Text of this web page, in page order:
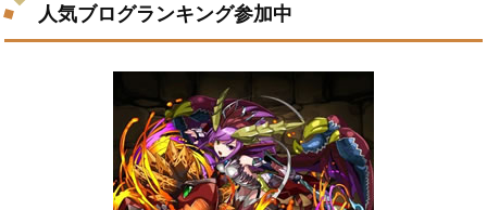
人気ブログランキング参加中